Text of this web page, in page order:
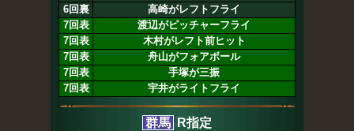
6回裏
高崎がレフトフライ
7回表
渡辺がピッチャーフライ
7回表
木村がレフト前ヒット
7回表
舟山がフォアボール
7回表
手塚が三振
7回表
宇井がライトフライ
群馬 R指定